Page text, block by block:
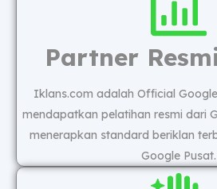
Partner
Iklans.com adalah Official
mendapatkan pelatihan resmi dari
menerapkan standard beriklan
Google Pusat.